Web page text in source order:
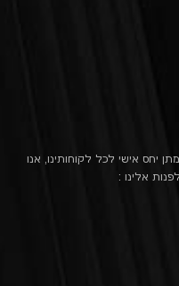
יחס אישי לכל לקוחותינו, אנו
אלינו :